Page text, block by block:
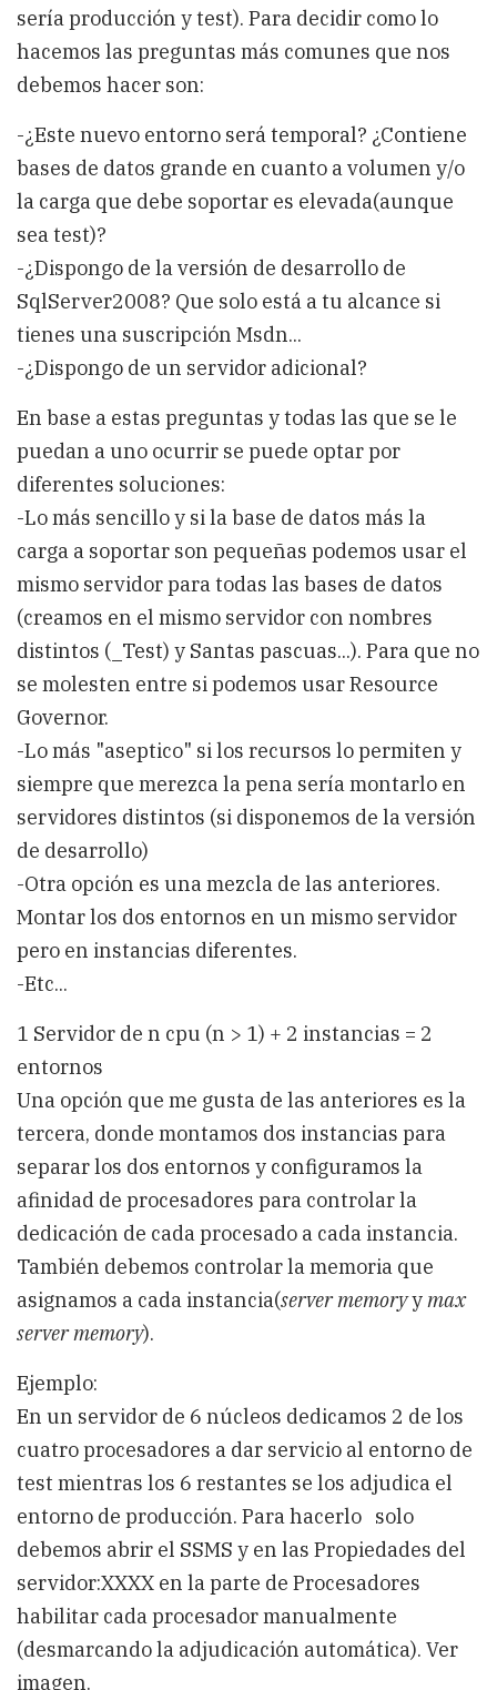
sería producción y test). Para decidir como lo
hacemos las preguntas más comunes que nos
debemos hacer son:
-¿Este nuevo entorno será temporal? ¿Contiene
bases de datos grande en cuanto a volumen y/o
la carga que debe soportar es elevada(aunque
sea test)?
-¿Dispongo de la versión de desarrollo de
SqlServer2008? Que solo está a tu alcance si
tienes una suscripción Msdn...
-¿Dispongo de un servidor adicional?
En base a estas preguntas y todas las que se le
puedan a uno ocurrir se puede optar por
diferentes soluciones:
-Lo más sencillo y si la base de datos más la
carga a soportar son pequeñas podemos usar el
mismo servidor para todas las bases de datos
(creamos en el mismo servidor con nombres
distintos (_Test) y Santas pascuas...). Para que no
se molesten entre si podemos usar Resource
Governor.
-Lo más "aseptico" si los recursos lo permiten y
siempre que merezca la pena sería montarlo en
servidores distintos (si disponemos de la versión
de desarrollo)
-Otra opción es una mezcla de las anteriores.
Montar los dos entornos en un mismo servidor
pero en instancias diferentes.
-Etc...
1 Servidor de n cpu (n > 1) + 2 instancias = 2
entornos
Una opción que me gusta de las anteriores es la
tercera, donde montamos dos instancias para
separar los dos entornos y configuramos la
afinidad de procesadores para controlar la
dedicación de cada procesado a cada instancia.
También debemos controlar la memoria que
asignamos a cada instancia(server memoryymax
servermemory).
Ejemplo:
En un servidor de 6 núcleos dedicamos 2 de los
cuatro procesadores a dar servicio al entorno de
test mientras los 6 restantes se los adjudica el
entorno de producción. Para hacerlo solo
debemos abrir el SSMS y en las Propiedades del
servidor:XXXX en la parte de Procesadores
habilitar cada procesador manualmente
(desmarcando la adjudicación automática). Ver
imagen.